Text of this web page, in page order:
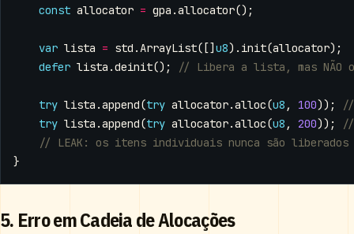
const allocator = gpa .allocator();
var lista = std .ArrayList([] u8). init(allocator);
defer lista .deinit();
try lista .append(try allocator.alloc(u8 , 100));
try lista .append(try allocator.alloc(u8 , 200));
}
5. Erro em Cadeia de Alocações